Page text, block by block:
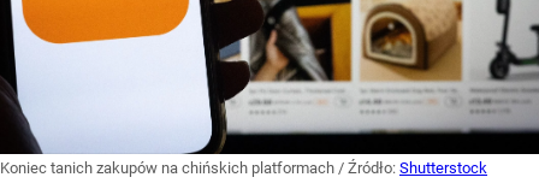
Koniec tanich zakupów na chińskich platformach / Źródło: Shutterstock